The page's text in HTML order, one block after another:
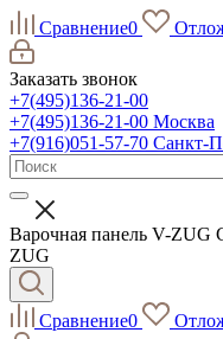
Сравнение0
Заказать звонок
+7(495)136-21-00‬
+7(495)136-21-00‬ Москва
+7(916)051-57-70 Санкт-
Варочная панель V-ZUG
ZUG
Сравнение0